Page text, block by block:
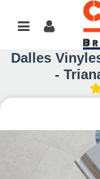
Dalles
-